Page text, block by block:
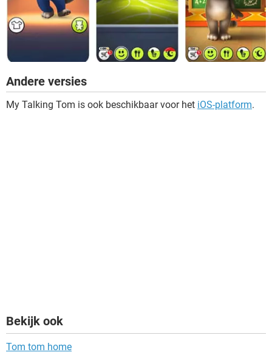
Andere versies
My Talking Tom is ook beschikbaar voor het iOS-platform.
Bekijk ook
Tom tom home